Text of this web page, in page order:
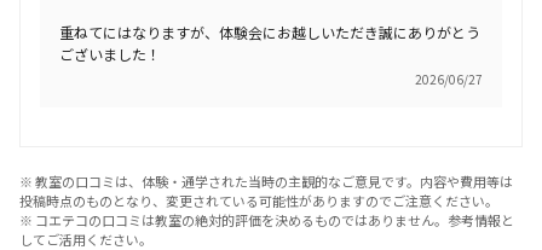
重ねてにはなりますが、体験会にお越しいただき誠にありがとう
ございました！
2026/06/27
※ 教室の口コミは、体験・通学された当時の主観的なご意見です。内容や費用等は
投稿時点のものとなり、変更されている可能性がありますのでご注意ください。
※ コエテコの口コミは教室の絶対的評価を決めるものではありません。参考情報と
してご活用ください。